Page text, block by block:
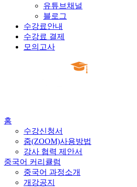
유튜브채널
블로그
수강료안내
수강료 결제
모의고사
홈
수강신청서
줌(ZOOM)사용방법
강사 협력 제안서
중국어 커리큘럼
중국어 과정소개
개강공지